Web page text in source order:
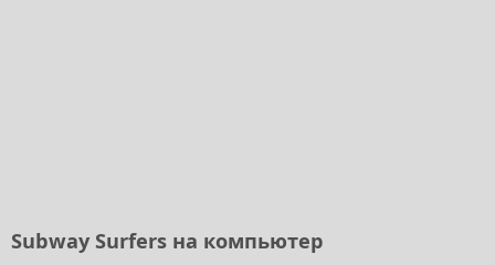
Subway Surfers на компьютер